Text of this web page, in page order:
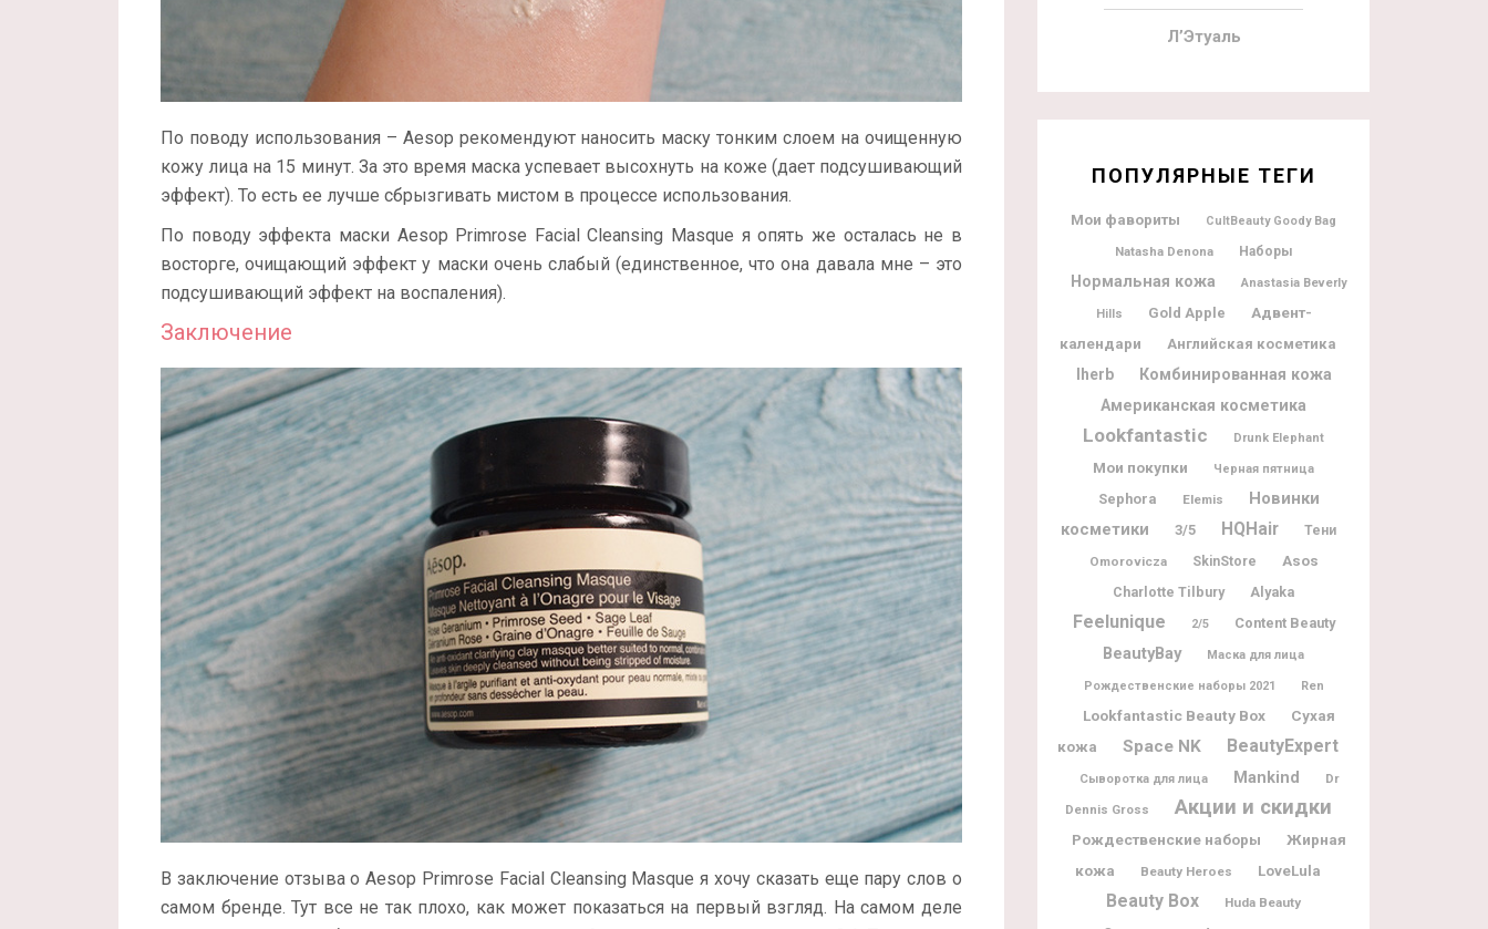
По поводу использования – Aesop рекомендуют наносить маску тонким слоем на очищенную
кожу лица на 15 минут. За это время маска успевает высохнуть на коже (дает подсушивающий
эффект). То есть ее лучше сбрызгивать мистом в процессе использования.
По поводу эффекта маски Aesop Primrose Facial Cleansing Masque я опять же осталась не в
восторге, очищающий эффект у маски очень слабый (единственное, что она давала мне – это
подсушивающий эффект на воспаления).
Заключение
В заключение отзыва о Aesop Primrose Facial Cleansing Masque я хочу сказать еще пару слов о
самом бренде. Тут все не так плохо, как может показаться на первый взгляд. На самом деле
Л’Этуаль
ПОПУЛЯРНЫЕ ТЕГИ
Мои фавориты CultBeauty Goody Bag
Natasha Denona Наборы
Нормальная кожа Anastasia Beverly
Hills Gold Apple
Адвент-
календари
Английская косметика
Iherb
Комбинированная кожа
Американская косметика
Lookfantastic Drunk Elephant
Мои покупки Черная пятница
Sephora Elemis
Новинки
косметики
3/5 HQHair
Тени
Omorovicza
SkinStore
Asos
Charlotte Tilbury
Alyaka
Feelunique 2/5 Content Beauty
BeautyBay Маска для лица
Рождественские наборы 2021 Ren
Lookfantastic Beauty Box
Сухая
кожа
Space NK BeautyExpert
Сыворотка для лица Mankind
Dr
Dennis Gross
Акции и скидки
Рождественские наборы
Жирная
кожа
Beauty Heroes LoveLula
Beauty Box Huda Beauty